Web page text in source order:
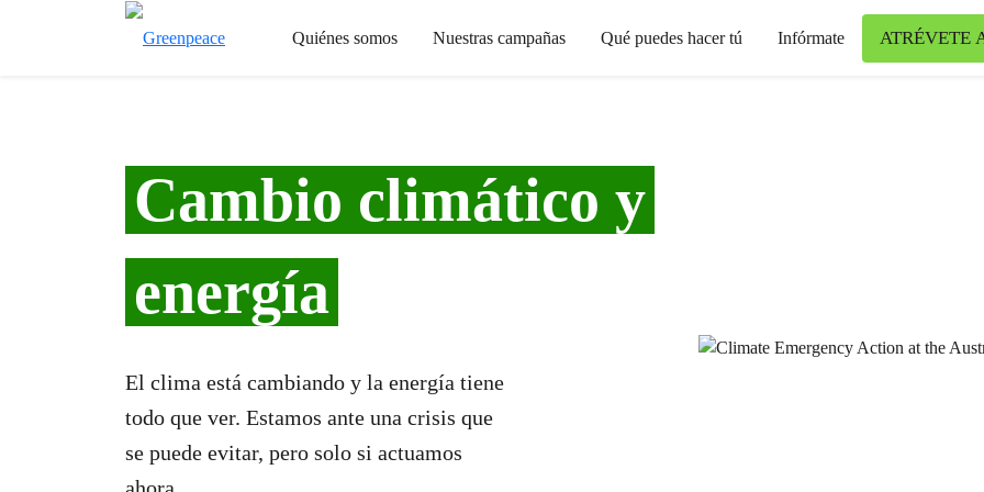
Quiénes somos Nuestras campañas Qué puedes hacer tú Infórmate ATRÉVETE
Cambio climático y
energía
El clima está cambiando y la energía tiene
todo que ver. Estamos ante una crisis que
se puede evitar, pero solo si actuamos